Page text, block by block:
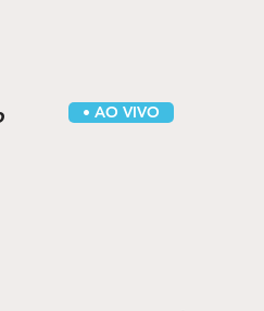
• AO VIVO